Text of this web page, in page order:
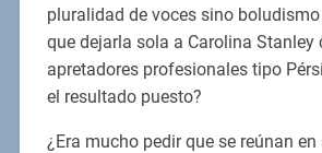
pluralidad de voces sino boludismo
que dejarla sola a Carolina Stanley
apretadores profesionales tipo
el resultado puesto?
¿Era mucho pedir que se reúnan